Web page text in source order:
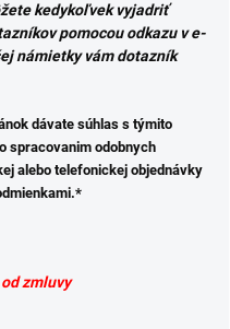
kedykoľvek vyjadriť
pomocou odkazu v e-
námietky vám dotazník
dávate súhlas s týmito
spracovanim odobnych
alebo telefonickej objednávky
zmluvy